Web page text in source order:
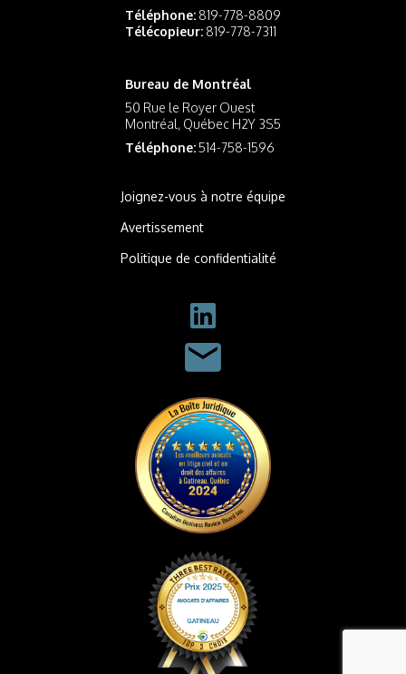
Téléphone: 819-778-8809
Télécopieur: 819-778-7311
Bureau de Montréal
50 Rue le Royer Ouest
Montréal, Québec H2Y 3S5
Téléphone:514-758-1596
Joignez-vous à notre équipe
Avertissement
Politique de confidentialité